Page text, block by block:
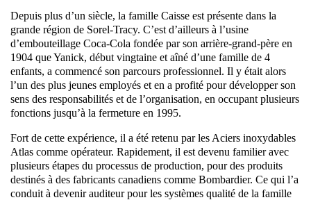
Depuis plus d’un siècle, la famille Caisse est présente dans la
grande région de Sorel-Tracy. C’est d’ailleurs à l’usine
d’embouteillage Coca-Cola fondée par son arrière-grand-père en
1904 que Yanick, début vingtaine et aîné d’une famille de 4
enfants, a commencé son parcours professionnel. Il y était alors
l’un des plus jeunes employés et en a profité pour développer son
sens des responsabilités et de l’organisation, en occupant plusieurs
fonctions jusqu’à la fermeture en 1995.
Fort de cette expérience, il a été retenu par les Aciers inoxydables
Atlas comme opérateur. Rapidement, il est devenu familier avec
plusieurs étapes du processus de production, pour des produits
destinés à des fabricants canadiens comme Bombardier. Ce qui l’a
conduit à devenir auditeur pour les systèmes qualité de la famille